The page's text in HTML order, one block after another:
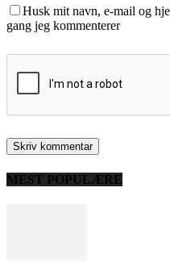
Husk mit navn, e-mail og
gang jeg kommenterer
MEST POPULÆRE